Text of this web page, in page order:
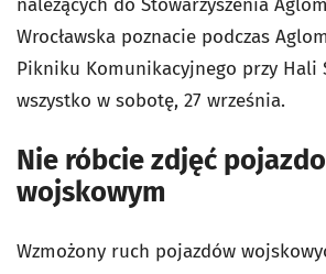
należących do Stowarzyszenia
Wrocławska poznacie podczas
Pikniku Komunikacyjnego przy Hali
wszystko w sobotę, 27 września.
Nie róbcie zdjęć
wojskowym
Wzmożony ruch pojazdów